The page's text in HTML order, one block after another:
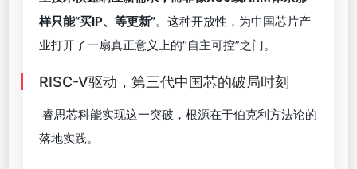
样只能“买IP、等更新”。这种开放性，为中国芯片产
业打开了一扇真正意义上的“自主可控”之门。
RISC-V驱动，第三代中国芯的破局时刻
睿思芯科能实现这一突破，根源在于伯克利方法论的
落地实践。